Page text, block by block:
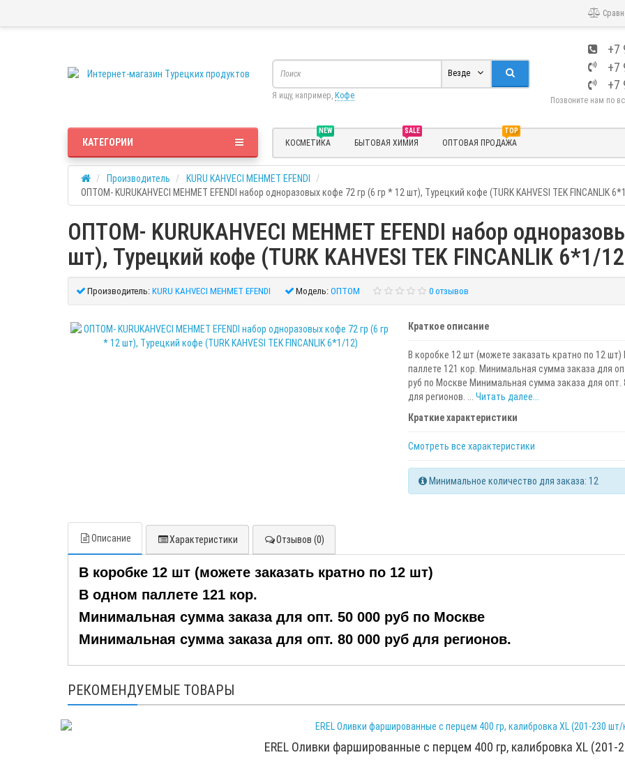
+7
+7
+7
Позвоните нам по
Везде
Я ищу, например, Кофе
NEW
КОСМЕТИКА
SALE
БЫТОВАЯ ХИМИЯ
TOP
ОПТОВАЯ ПРОДАЖА
КАТЕГОРИИ
Производитель
KURU KAHVECI MEHMET EFENDI
ОПТОМ- KURUKAHVECI MEHMET EFENDI набор одноразовых кофе 72 гр (6 гр * 12 шт), Турецкий кофе (TURK KAHVESI TEK FINCANLIK
ОПТОМ- KURUKAHVECI MEHMET EFENDI набор
шт), Турецкий кофе (TURK KAHVESI TEK FINCANLIK 6*1/
Производитель: KURU KAHVECI MEHMET EFENDI Модель: ОПТОМ 0 отзывов
Краткое описание
В коробке 12 шт (можете заказать кратно по 12 шт)
паллете 121 кор. Минимальная сумма заказа для
руб по Москве Минимальная сумма заказа для опт.
для регионов. ... Читать далее...
Краткие характеристики
Смотреть все характеристики
Минимальное количество для заказа: 12
Описание Характеристики Отзывов (0)
В коробке 12 шт (можете заказать кратно по 12 шт)
В одном паллете 121 кор.
Минимальная сумма заказа для опт. 50 000 руб по Москве
Минимальная сумма заказа для опт. 80 000 руб для регионов.
РЕКОМЕНДУЕМЫЕ ТОВАРЫ
EREL Оливки фаршированные с перцем 400 гр, калибровка XL (201-